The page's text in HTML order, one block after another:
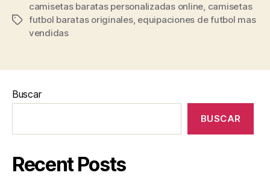
Etiquetas
camisetas baratas personalizadas online, camisetas
futbol baratas originales, equipaciones de futbol mas
vendidas
Buscar
BUSCAR
Recent Posts